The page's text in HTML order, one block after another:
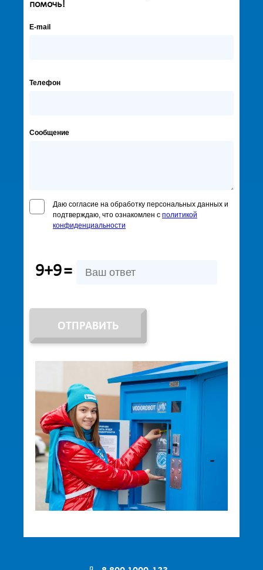
помочь!
E-mail
Телефон
Сообщение
Даю согласие на обработку персональных данных и
подтверждаю, что ознакомлен с политикой
конфиденциальности
9+9=
ОТПРАВИТЬ